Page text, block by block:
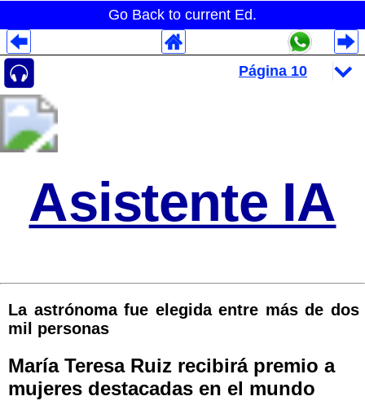
Go Back to current Ed.
Asistente IA
La astrónoma fue elegida entre más de dos
mil personas
María Teresa Ruiz recibirá premio a
mujeres destacadas en el mundo
Despliegues Analytics
Despliegues Totales
Despliegues por Rubros